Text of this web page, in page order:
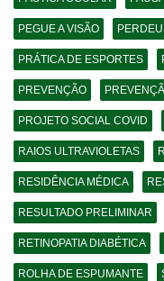
PEGUE A VISÃO
PRÁTICA DE ESPORTES
PREVENÇÃO
PROJETO SOCIAL COVID
RAIOS ULTRAVIOLETAS
RESIDÊNCIA MÉDICA
RESULTADO PRELIMINAR
RETINOPATIA DIABÉTICA
ROLHA DE ESPUMANTE